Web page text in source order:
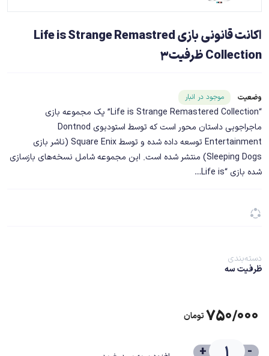
اکانت قانونی بازی Life is Strange Remastred
Collection ظرفیت3
وضعیت موجود در انبارشناسه محصول ۲۲۰۷۲
“Life is Strange Remastered Collection” یک مجموعه بازی
ماجراجویی داستان محور است که توسط استودیوی Dontnod
Entertainment توسعه داده شده و توسط Square Enix (ناشر بازی
Sleeping Dogs) منتشر شده است. این مجموعه شامل نسخه‌های بازسازی
شده بازی “Life is…
دسته‌بندی
ظرفیت سه
۷۵۰/۰۰۰تومان
-
+